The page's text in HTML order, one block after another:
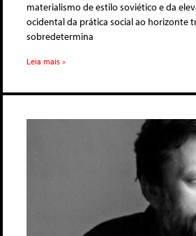
materialismo de estilo soviético e da
ocidental da prática social ao horizonte
sobredetermina
Leia mais »